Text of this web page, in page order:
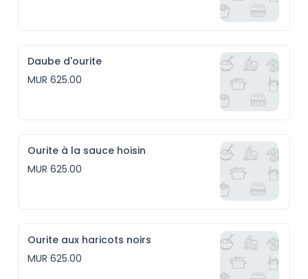
Daube d'ourite
MUR 625.00
Ourite à la sauce hoisin
MUR 625.00
Ourite aux haricots noirs
MUR 625.00